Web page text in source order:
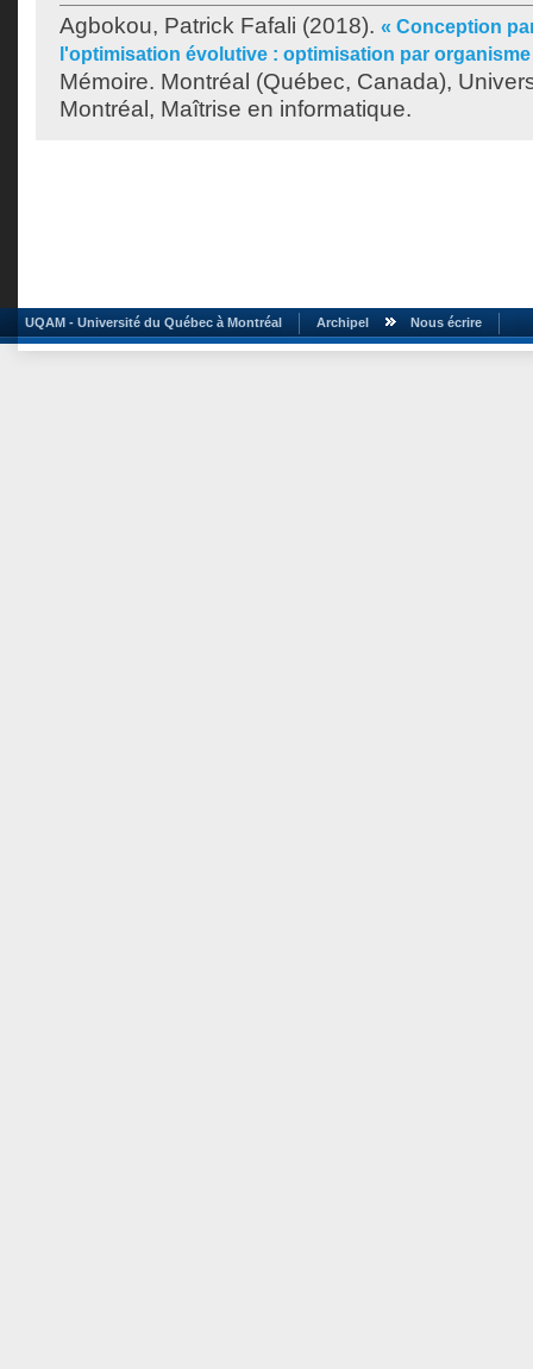
Agbokou, Patrick Fafali (2018). « Conception
l'optimisation évolutive : optimisation par
Mémoire. Montréal (Québec, Canada),
Montréal, Maîtrise en informatique.
UQAM - Université du Québec à Montréal Archipel Nous écrire